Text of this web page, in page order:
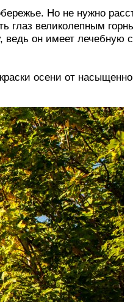
Но не нужно
глаз великолепным
он имеет лечебную
осени от